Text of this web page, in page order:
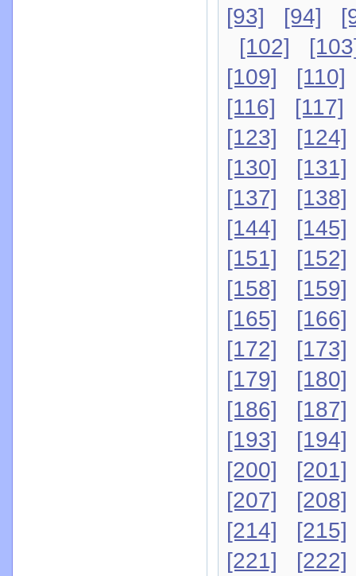
[93]
[94]
[102]
[109]
[110]
[116]
[117]
[123]
[124]
[130]
[131]
[137]
[138]
[144]
[145]
[151]
[152]
[158]
[159]
[165]
[166]
[172]
[173]
[179]
[180]
[186]
[187]
[193]
[194]
[200]
[201]
[207]
[208]
[214]
[215]
[221]
[222]